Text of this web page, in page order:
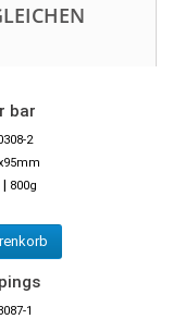
bar
2
| 800g
1